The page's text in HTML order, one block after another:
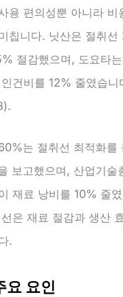
용 편의성뿐 아니라 비
칩니다. 닛산은 절취선
절감했으며, 도요타
건비를 12% 줄였습니
는 절취선 최적화를
보고했으며, 산업기술
재료 낭비를 10% 줄
은 재료 절감과 생산
.
요 요인